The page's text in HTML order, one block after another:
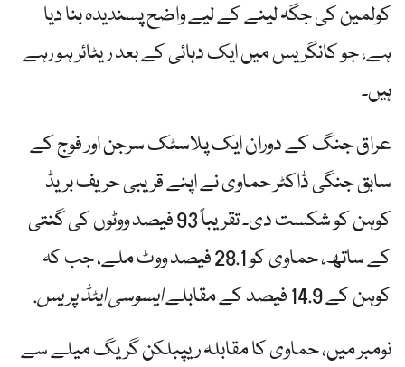
کولمین کی جگہ لینے کے لیے واضح پسندیدہ بنا دیا
ہے، جو کانگریس میں ایک دہائی کے بعد ریٹائر ہو رہے
ہیں۔
عراق جنگ کے دوران ایک پلاسٹک سرجن اور فوج کے
سابق جنگی ڈاکٹر حماوی نے اپنے قریبی حریف بریڈ
کوہن کو شکست دی۔ تقریباً 93 فیصد ووٹوں کی گنتی
کے ساتھ، حماوی کو 28.1 فیصد ووٹ ملے، جب کہ
کوہن کے 14.9 فیصد کے مقابلے
ایسوسی ایٹڈ پریس.
نومبر میں، حماوی کا مقابلہ ریپبلکن گریگ میلے سے